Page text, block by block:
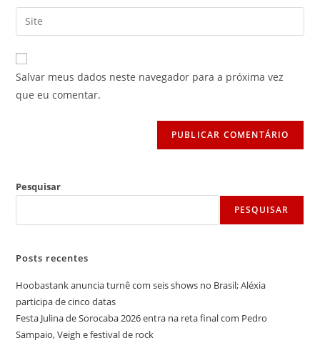
de
usuário
para
comentar
endereço
de
mail
para
comentar
Digite
o
URL
do
site
Salvar meus dados neste navegador para a próxima vez
que eu comentar.
Pesquisar
PESQUISAR
Posts recentes
Hoobastank anuncia turnê com seis shows no Brasil; Aléxia
participa de cinco datas
Festa Julina de Sorocaba 2026 entra na reta final com Pedro
Sampaio, Veigh e festival de rock